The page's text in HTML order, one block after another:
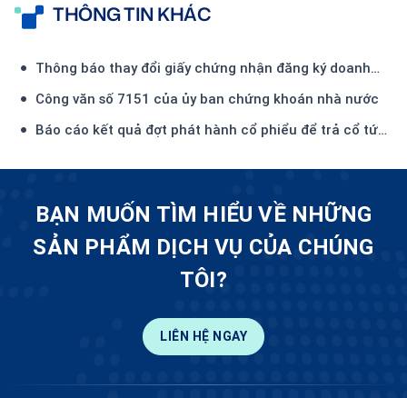
THÔNG TIN KHÁC
Thông báo thay đổi giấy chứng nhận đăng ký doanh
Công văn số 7151 của ủy ban chứng khoán nhà nước
Báo cáo kết quả đợt phát hành cổ phiểu để trả cổ tức
BẠN MUỐN TÌM HIỂU VỀ NHỮNG
SẢN PHẨM DỊCH VỤ CỦA CHÚNG
TÔI?
LIÊN HỆ NGAY